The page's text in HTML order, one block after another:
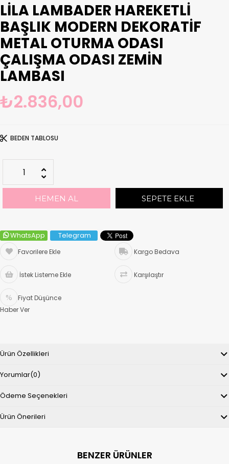
LILA LAMBADER HAREKETLI
BAŞLIK MODERN DEKORATIF
METAL OTURMA ODASI
ÇALIŞMA ODASI ZEMIN
LAMBASI
₺2.836,00
BEDEN TABLOSU
WhatsApp Telegram
Favorilere Ekle Kargo Bedava
İstek Listeme Ekle Karşılaştır
Fiyat Düşünce
Haber Ver
Ürün Özellikleri
Yorumlar(0)
Ödeme Seçenekleri
Ürün Önerileri
BENZER ÜRÜNLER